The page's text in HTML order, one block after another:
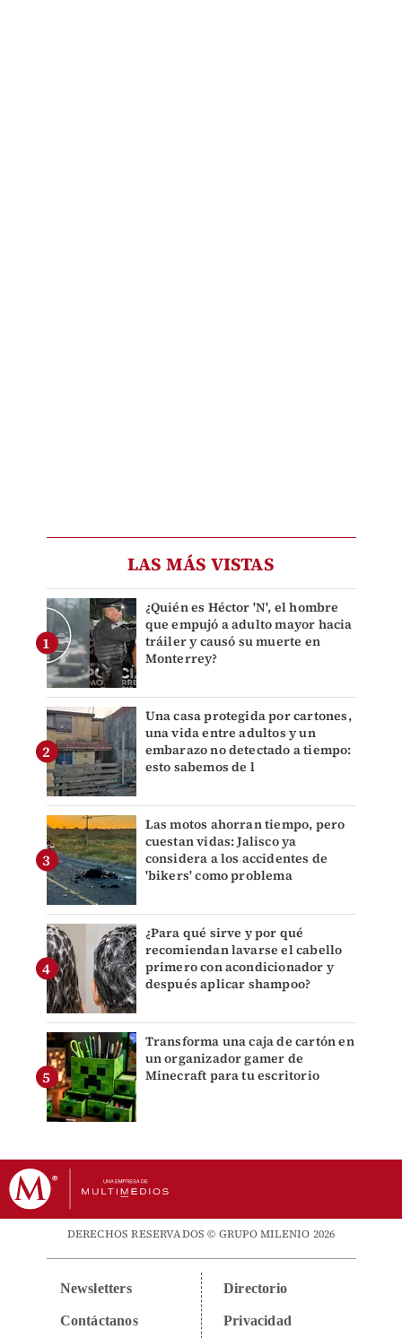
LAS MÁS VISTAS
¿Quién es Héctor 'N', el hombre
que empujó a adulto mayor hacia
tráiler y causó su muerte en
Monterrey?
Una casa protegida por cartones,
una vida entre adultos y un
embarazo no detectado a tiempo:
esto sabemos de l
Las motos ahorran tiempo, pero
cuestan vidas: Jalisco ya
considera a los accidentes de
'bikers' como problema
¿Para qué sirve y por qué
recomiendan lavarse el cabello
primero con acondicionador y
después aplicar shampoo?
Transforma una caja de cartón en
un organizador gamer de
Minecraft para tu escritorio
DERECHOS RESERVADOS © GRUPO MILENIO 2026
Newsletters
Contáctanos
Directorio
Privacidad